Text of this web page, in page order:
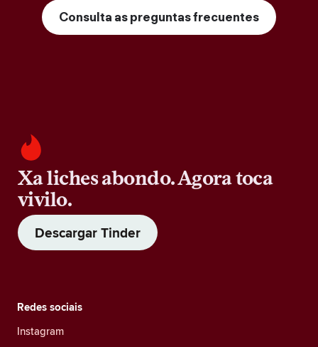
Consulta as preguntas frecuentes
Xa liches abondo. Agora toca
vivilo.
Descargar Tinder
Redes sociais
Instagram